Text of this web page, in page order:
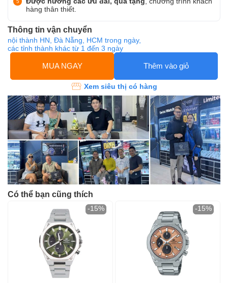
hàng thân thiết.
Thông tin vận chuyển
nội thành HN, Đà Nẵng, HCM trong ngày,
các tỉnh thành khác từ 1 đến 3 ngày
MUA NGAY Thêm vào giỏ
Xem siêu thị có hàng
Có thể bạn cũng thích
-15% -15%